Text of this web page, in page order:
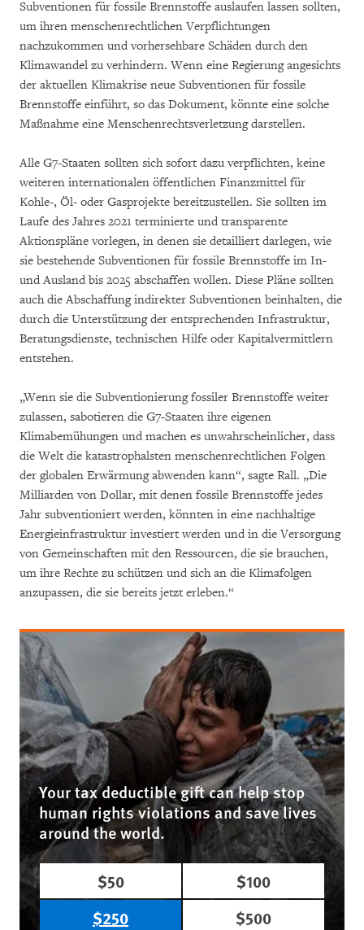
Subventionen für fossile Brennstoffe auslaufen lassen sollten,
um ihren menschenrechtlichen Verpflichtungen
nachzukommen und vorhersehbare Schäden durch den
Klimawandel zu verhindern. Wenn eine Regierung angesichts
der aktuellen Klimakrise neue Subventionen für fossile
Brennstoffe einführt, so das Dokument, könnte eine solche
Maßnahme eine Menschenrechtsverletzung darstellen.
Alle G7-Staaten sollten sich sofort dazu verpflichten, keine
weiteren internationalen öffentlichen Finanzmittel für
Kohle-, Öl- oder Gasprojekte bereitzustellen. Sie sollten im
Laufe des Jahres 2021 terminierte und transparente
Aktionspläne vorlegen, in denen sie detailliert darlegen, wie
sie bestehende Subventionen für fossile Brennstoffe im In-
und Ausland bis 2025 abschaffen wollen. Diese Pläne sollten
auch die Abschaffung indirekter Subventionen beinhalten, die
durch die Unterstützung der entsprechenden Infrastruktur,
Beratungsdienste, technischen Hilfe oder Kapitalvermittlern
entstehen.
„Wenn sie die Subventionierung fossiler Brennstoffe weiter
zulassen, sabotieren die G7-Staaten ihre eigenen
Klimabemühungen und machen es unwahrscheinlicher, dass
die Welt die katastrophalsten menschenrechtlichen Folgen
der globalen Erwärmung abwenden kann“, sagte Rall. „Die
Milliarden von Dollar, mit denen fossile Brennstoffe jedes
Jahr subventioniert werden, könnten in eine nachhaltige
Energieinfrastruktur investiert werden und in die Versorgung
von Gemeinschaften mit den Ressourcen, die sie brauchen,
um ihre Rechte zu schützen und sich an die Klimafolgen
anzupassen, die sie bereits jetzt erleben.“
Your tax deductible gift can help stop
human rights violations and save lives
around the world.
$50
$100
$250
$500